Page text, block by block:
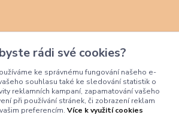
043
rádi své cookies?
ke správnému fungování našeho e-
souhlasu také ke sledování statistik o
reklamních kampaní, zapamatování vašeho
při používání stránek, či zobrazení reklam
preferencím. Více k využití cookies